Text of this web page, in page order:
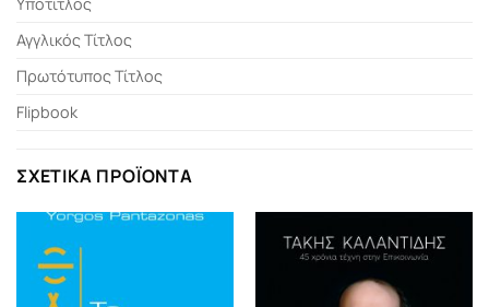
Υπότιτλος
Αγγλικός Τίτλος
Πρωτότυπος Τίτλος
Flipbook
ΣΧΕΤΙΚΆ ΠΡΟΪΌΝΤΑ